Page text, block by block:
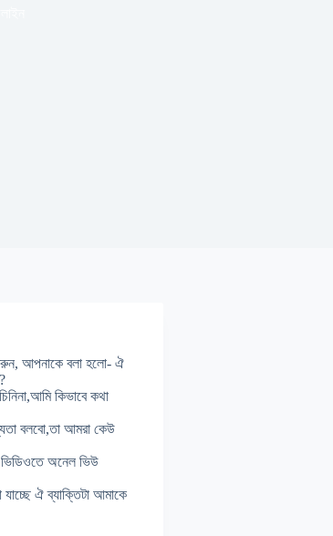
আপনাকে বলা হলো- ঐ
কিভাবে কথা
বলবো,তা আমরা কেউ
অনেল ভিউ
যাচ্ছে ঐ ব্যাক্তিটা আমাকে